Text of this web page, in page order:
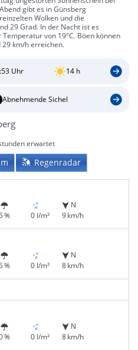
gibt es in Günsberg
Wolken und die
29 Grad. In der Nacht ist es
von 19°C. Böen können
29 km/h erreichen.
Uhr 14 h
Abnehmende Sichel
erwartet
Regenradar
% 0 l/m²
N
9 km/h
% 0 l/m²
N
8 km/h
% 0 l/m²
N
8 km/h